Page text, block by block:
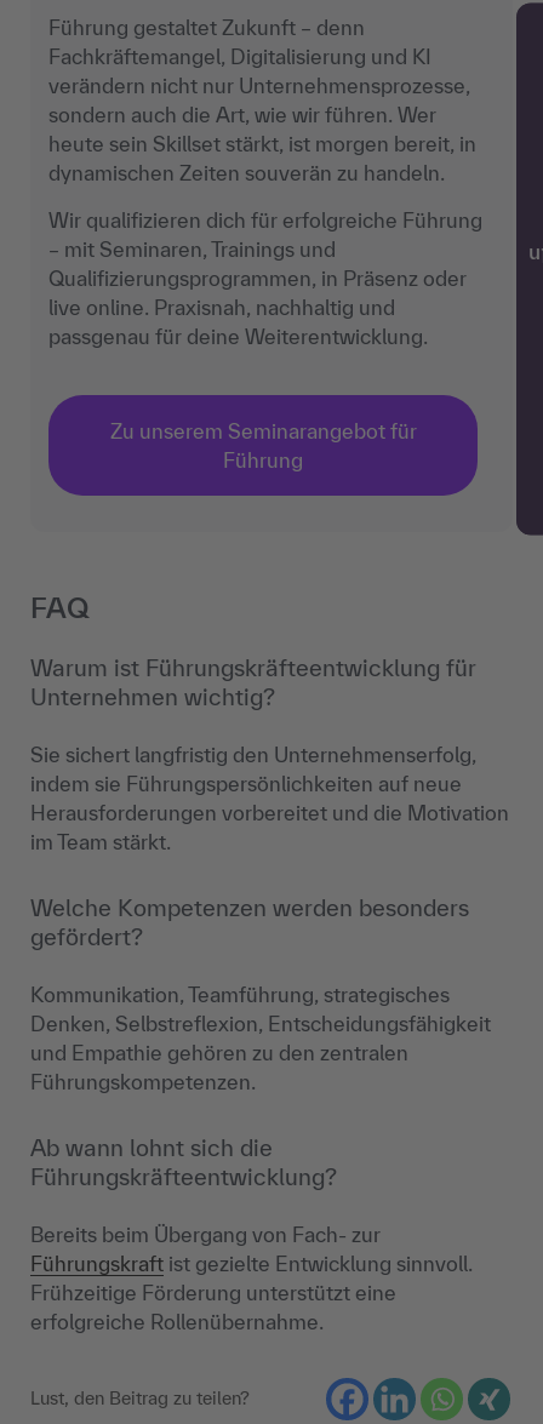
Führung gestaltet Zukunft – denn
Fachkräftemangel, Digitalisierung und KI
verändern nicht nur Unternehmensprozesse,
sondern auch die Art, wie wir führen. Wer
heute sein Skillset stärkt, ist morgen bereit, in
dynamischen Zeiten souverän zu handeln.
Wir qualifizieren dich für erfolgreiche Führung
– mit Seminaren, Trainings und
Qualifizierungsprogrammen, in Präsenz oder
live online. Praxisnah, nachhaltig und
passgenau für deine Weiterentwicklung.
Zu unserem Seminarangebot für
Führung
FAQ
Warum ist Führungskräfteentwicklung für
Unternehmen wichtig?
Sie sichert langfristig den Unternehmenserfolg,
indem sie Führungspersönlichkeiten auf neue
Herausforderungen vorbereitet und die Motivation
im Team stärkt.
Welche Kompetenzen werden besonders
gefördert?
Kommunikation, Teamführung, strategisches
Denken, Selbstreflexion, Entscheidungsfähigkeit
und Empathie gehören zu den zentralen
Führungskompetenzen.
Ab wann lohnt sich die
Führungskräfteentwicklung?
Bereits beim Übergang von Fach- zur
Führungskraft ist gezielte Entwicklung sinnvoll.
Frühzeitige Förderung unterstützt eine
erfolgreiche Rollenübernahme.
Lust, den Beitrag zu teilen?